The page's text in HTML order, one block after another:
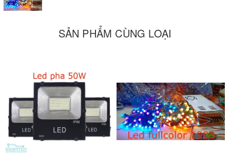
Số lượng : 50 Bóng/ Cụm
►Phương pháp điều khiển : tự nhảy chuyển đổi màu, điều
khiển sử dụng card Led full hoặc mạch led full
SẢN PHẨM CÙNG LOẠI